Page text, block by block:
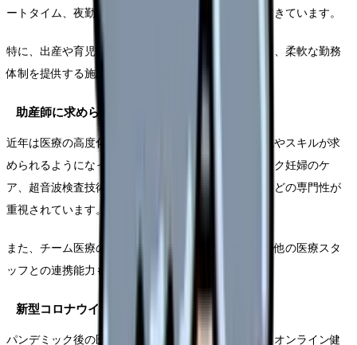
ートタイム、夜勤専従などの多様な雇用形態も増えてきています。
特に、出産や育児を経験した助産師の復職支援として、柔軟な勤務
体制を提供する施設が増加しているのが特徴です。
助産師に求められる新たな役割
近年は医療の高度化に伴い、助産師にも専門的な知識やスキルが求
められるようになっています。具体的には、ハイリスク妊婦のケ
ア、超音波検査技術、新生児蘇生法、母乳育児支援などの専門性が
重視されています。
また、チーム医療の推進により、医師や看護師、その他の医療スタ
ッフとの連携能力も重要視されています。
新型コロナウイルス後の変化
パンデミック後の医療現場では、感染対策の強化や、オンライン健